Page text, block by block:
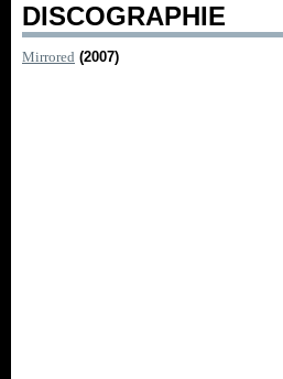
DISCOGRAPHIE
Mirrored (2007)